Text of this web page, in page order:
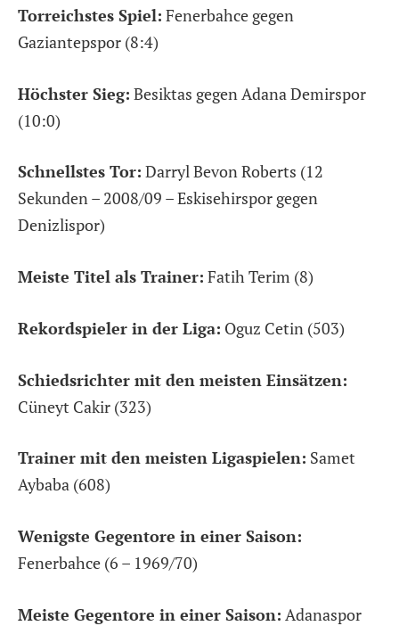
Torreichstes Spiel: Fenerbahce gegen
Gaziantepspor (8:4)
Höchster Sieg: Besiktas gegen Adana Demirspor
(10:0)
Schnellstes Tor: Darryl Bevon Roberts (12
Sekunden – 2008/09 – Eskisehirspor gegen
Denizlispor)
Meiste Titel als Trainer: Fatih Terim (8)
Rekordspieler in der Liga: Oguz Cetin (503)
Schiedsrichter mit den meisten Einsätzen:
Cüneyt Cakir (323)
Trainer mit den meisten Ligaspielen: Samet
Aybaba (608)
Wenigste Gegentore in einer Saison:
Fenerbahce (6 – 1969/70)
Meiste Gegentore in einer Saison: Adanaspor